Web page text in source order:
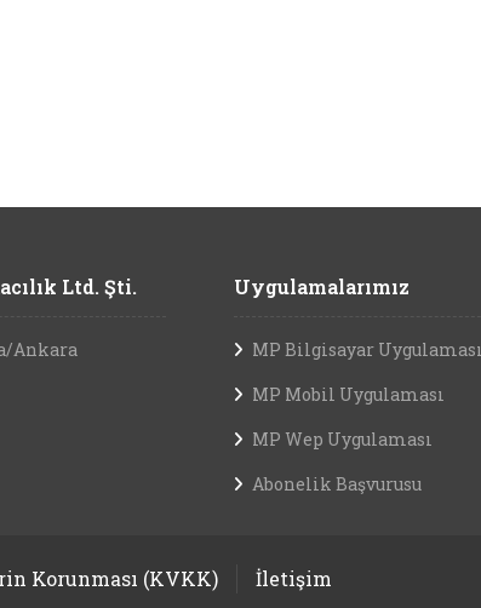
Ltd. Şti.
Ankara
Uygulamalarımız
MP Bilgisayar Uygulaması
MP Mobil Uygulaması
MP Wep Uygulaması
Abonelik Başvurusu
Korunması (KVKK) İletişim